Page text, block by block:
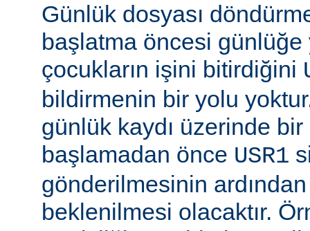
Günlük dosyası
başlatma öncesi
çocukların işini bitirdiğini
bildirmenin bir yolu
günlük kaydı üzerinde
başlamadan önce USR1
gönderilmesinin
beklenilmesi olacaktır.